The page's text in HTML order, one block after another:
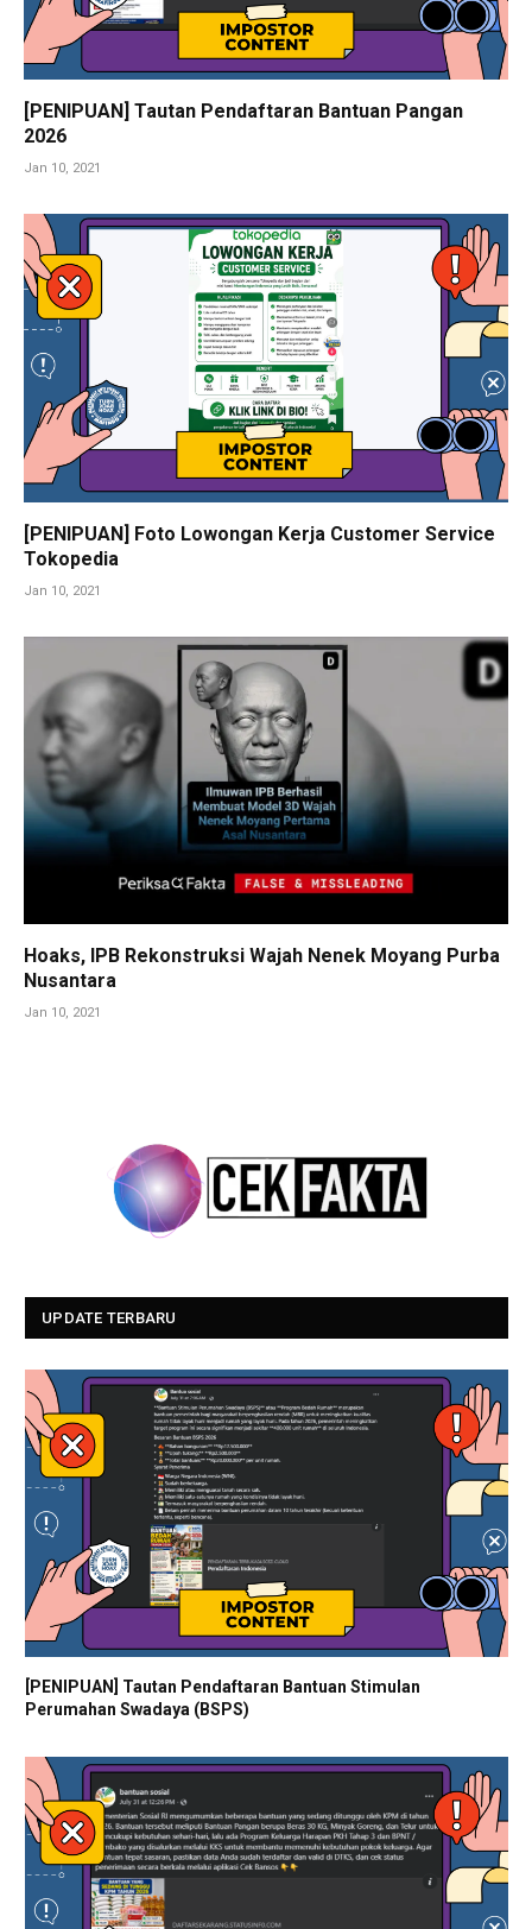
[PENIPUAN] Tautan Pendaftaran Bantuan Pangan
2026
Jan 10, 2021
[PENIPUAN] Foto Lowongan Kerja Customer Service
Tokopedia
Jan 10, 2021
Hoaks, IPB Rekonstruksi Wajah Nenek Moyang Purba
Nusantara
Jan 10, 2021
UPDATE TERBARU
[PENIPUAN] Tautan Pendaftaran Bantuan Stimulan
Perumahan Swadaya (BSPS)